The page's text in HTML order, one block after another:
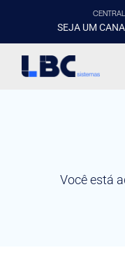
SEJA UM
Você está